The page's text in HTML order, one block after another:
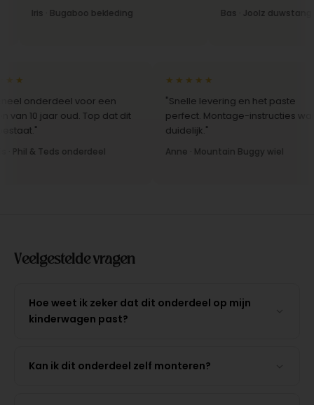
Iris · Bugaboo bekleding Bas · Joolz duwstang
onderdeel voor een
10 jaar oud. Top dat dit
Phil & Teds onderdeel
★★★★★
"Snelle levering en het paste
perfect. Montage-instructies
duidelijk."
Anne · Mountain Buggy wiel
Veelgestelde vragen
Hoe weet ik zeker dat dit onderdeel op mijn
kinderwagen past?
Kan ik dit onderdeel zelf monteren?